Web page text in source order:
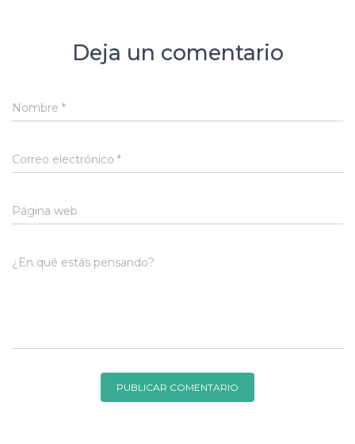
Deja un comentario
Nombre *
Correo electrónico *
Página web
¿En qué estás pensando?